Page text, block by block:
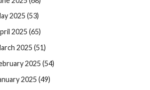
2025 (53)
2025 (65)
2025 (51)
2025 (54)
2025 (49)